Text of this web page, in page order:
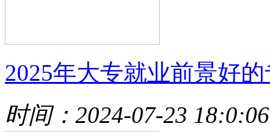
2025年大专就业前景好
时间：2024-07-23 18:0:06